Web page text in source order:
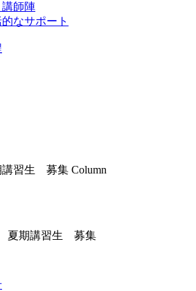
師陣
なサポート
習生 募集 Column
夏期講習生 募集